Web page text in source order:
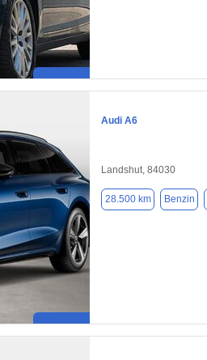
Audi A6
Landshut, 84030
28.500 km Benzin